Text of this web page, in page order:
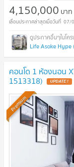
4,150,000 บาท
07/
Life Asoke Hype
คอนโด 1 ห้องนอน
1513318) UPDATE !
Premium